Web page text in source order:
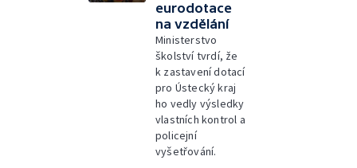
eurodotace
na vzdělání
Ministerstvo
školství tvrdí, že
k zastavení dotací
pro Ústecký kraj
ho vedly výsledky
vlastních kontrol a
policejní
vyšetřování.